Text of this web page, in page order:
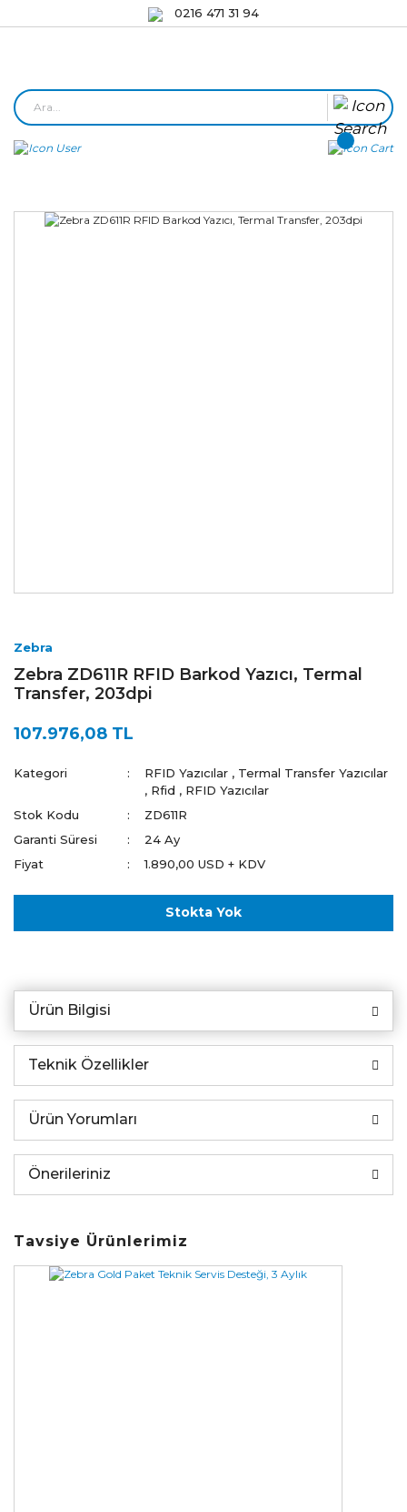
0216 471 31 94
Zebra
Zebra ZD611R RFID Barkod Yazıcı, Termal
Transfer, 203dpi
107.976,08 TL
Kategori RFID Yazıcılar , Termal Transfer Yazıcılar
, Rfid , RFID Yazıcılar
Stok Kodu
ZD611R
Garanti Süresi
24 Ay
Fiyat
1.890,00 USD + KDV
Stokta Yok
Ürün Bilgisi
Teknik Özellikler
Ürün Yorumları
Önerileriniz
Tavsiye Ürünlerimiz